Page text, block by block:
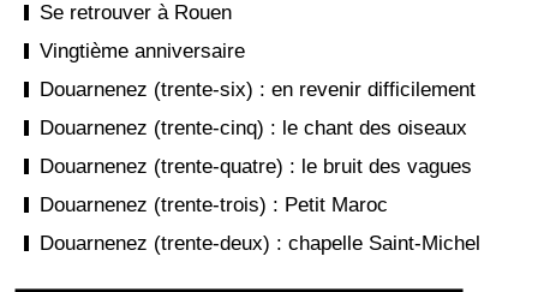
Se retrouver à Rouen
Vingtième anniversaire
Douarnenez (trente-six) : en revenir difficilement
Douarnenez (trente-cinq) : le chant des oiseaux
Douarnenez (trente-quatre) : le bruit des vagues
Douarnenez (trente-trois) : Petit Maroc
Douarnenez (trente-deux) : chapelle Saint-Michel